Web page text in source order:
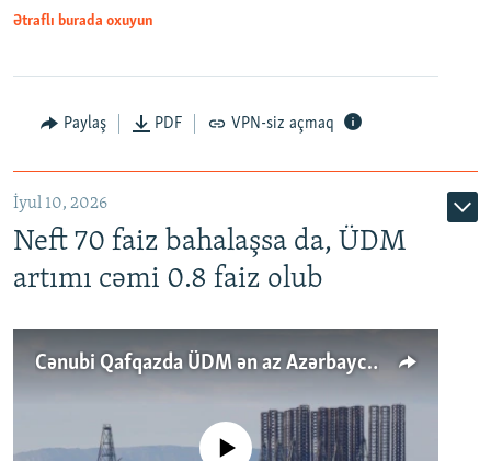
Ətraflı burada oxuyun
Paylaş PDF VPN-siz açmaq
İyul 10, 2026
Neft 70 faiz bahalaşsa da, ÜDM
artımı cəmi 0.8 faiz olub
Cənubi Qafqazda ÜDM ən az Azərbaycanda artır: Qonşuları niyə Bakını qabaqlaya bilir?
No media source currently available